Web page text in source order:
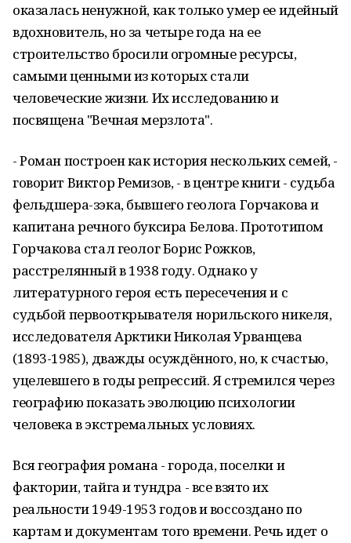
оказалась ненужной, как только умер ее идейный
вдохновитель, но за четыре года на ее
строительство бросили огромные ресурсы,
самыми ценными из которых стали
человеческие жизни. Их исследованию и
посвящена "Вечная мерзлота".
- Роман построен как история нескольких семей, -
говорит Виктор Ремизов, - в центре книги - судьба
фельдшера-зэка, бывшего геолога Горчакова и
капитана речного буксира Белова. Прототипом
Горчакова стал геолог Борис Рожков,
расстрелянный в 1938 году. Однако у
литературного героя есть пересечения и с
судьбой первооткрывателя норильского никеля,
исследователя Арктики Николая Урванцева
(1893-1985), дважды осуждённого, но, к счастью,
уцелевшего в годы репрессий. Я стремился через
географию показать эволюцию психологии
человека в экстремальных условиях.
Вся география романа - города, поселки и
фактории, тайга и тундра - все взято их
реальности 1949-1953 годов и воссоздано по
картам и документам того времени. Речь идет о